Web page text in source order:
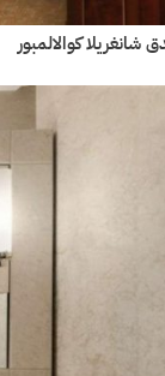
شانغريلا كوالالمبور